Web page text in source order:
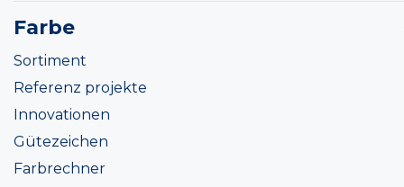
Farbe
Sortiment
Referenz projekte
Innovationen
Gütezeichen
Farbrechner